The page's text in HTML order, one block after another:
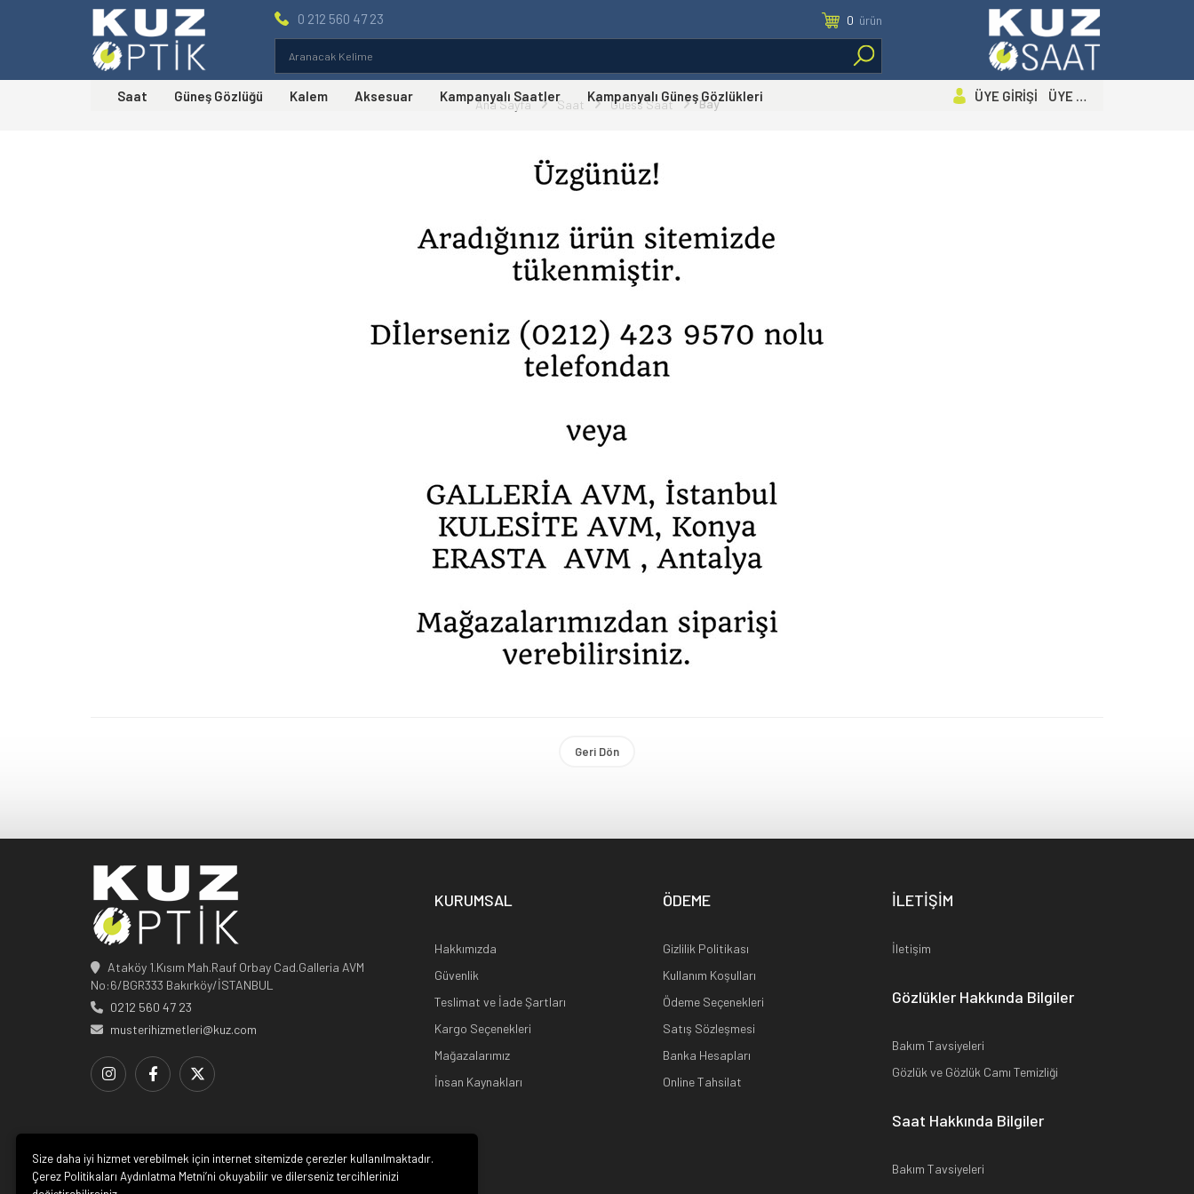
0 212 560 47 23 0 ürün
Saat Güneş Gözlüğü Kalem Aksesuar Kampanyalı Saatler Kampanyalı Güneş Gözlükleri ÜYE GİRİŞİ ÜYE OL
Ana Sayfa Saat Guess Saat Bay
Geri Dön
Ataköy 1.Kısım Mah.Rauf Orbay Cad.Galleria AVM
No:6/BGR333 Bakırköy/İSTANBUL
0212 560 47 23
musterihizmetleri@kuz.com
KURUMSAL
Hakkımızda
Güvenlik
Teslimat ve İade Şartları
Kargo Seçenekleri
Mağazalarımız
İnsan Kaynakları
ÖDEME
Gizlilik Politikası
Kullanım Koşulları
Ödeme Seçenekleri
Satış Sözleşmesi
Banka Hesapları
Online Tahsilat
İLETİŞİM
İletişim
Gözlükler Hakkında Bilgiler
Bakım Tavsiyeleri
Gözlük ve Gözlük Camı Temizliği
Saat Hakkında Bilgiler
Bakım Tavsiyeleri
Size daha iyi hizmet verebilmek için internet sitemizde çerezler kullanılmaktadır.
Çerez Politikaları Aydınlatma Metni’ni okuyabilir ve dilerseniz tercihlerinizi